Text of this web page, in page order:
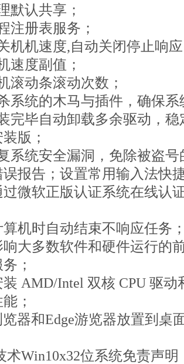
默认共享；
注册表服务；
机机速度,自动关闭停止响
速度副值；
滚动条滚动次数；
系统的木马与插件，确保
完毕自动卸载多余驱动，
版；
系统安全漏洞，免除被盗
误报告；设置常用输入法快
过微软正版认证系统在线认
算机时自动结束不响应任务
响大多数软件和硬件运行的
；
装 AMD/Intel 双核 CPU 驱
；
览器和Edge游览器放置到桌
术Win10x32位系统免责声明